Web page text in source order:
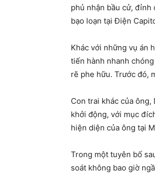
phủ nhận bầu cử, đỉnh
bạo loạn tại Điện
Khác với những vụ án
tiến hành nhanh
rẽ phe hữu. Trước đó,
Con trai khác của
khởi động, với mục
hiện diện của ông tại
Trong một tuyên bố
soát không bao giờ